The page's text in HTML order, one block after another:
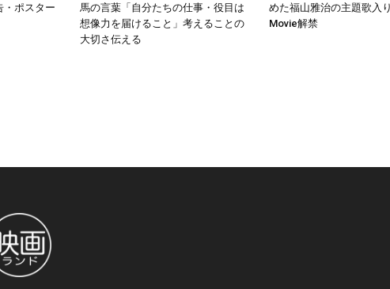
・ポスター
馬の言葉「自分たちの仕事・役目は
想像力を届けること」考えることの
大切さ伝える
めた福山雅治の主題歌入
Movie解禁